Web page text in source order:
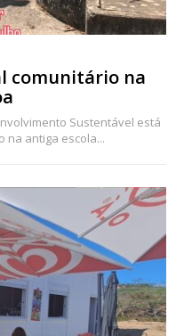
comunitário na
Sustentável está
na antiga escola...